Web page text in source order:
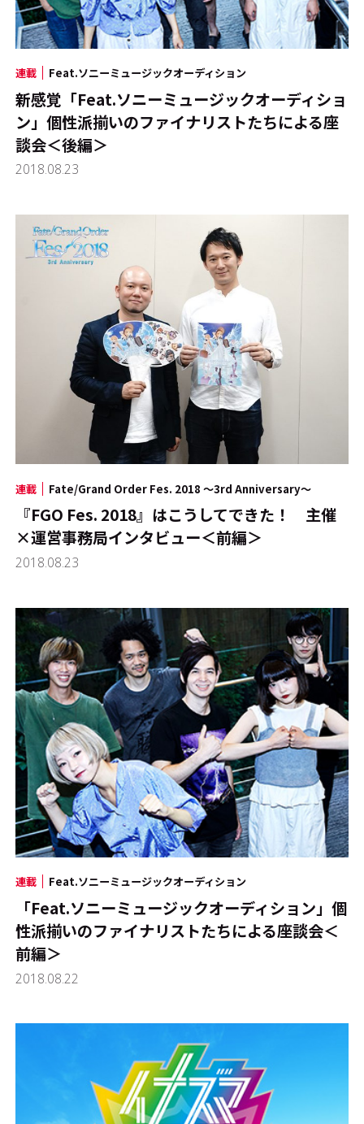
連載 Feat.ソニーミュージックオーディション
新感覚「Feat.ソニーミュージックオーディショ
ン」個性派揃いのファイナリストたちによる座
談会＜後編＞
2018.08.23
連載 Fate/Grand Order Fes. 2018 ～3rd Anniversary～
『FGO Fes. 2018』はこうしてできた！ 主催
×運営事務局インタビュー＜前編＞
2018.08.23
連載 Feat.ソニーミュージックオーディション
「Feat.ソニーミュージックオーディション」個
性派揃いのファイナリストたちによる座談会＜
前編＞
2018.08.22